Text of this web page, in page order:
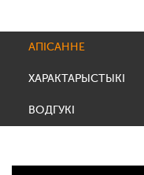
АПІСАННЕ
ХАРАКТАРЫСТЫКІ
ВОДГУКІ